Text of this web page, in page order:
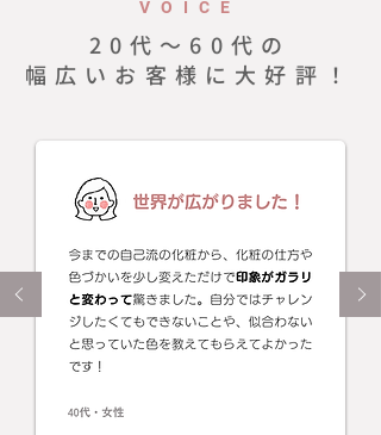
VOICE
20代〜60代の
幅広いお客様に大好評！